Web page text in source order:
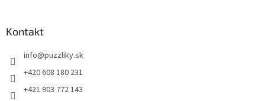
Kontakt
info@puzzliky.sk
+420 608 180 231
+421 903 772 143